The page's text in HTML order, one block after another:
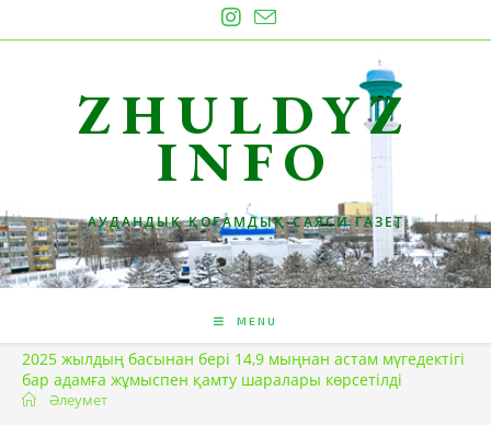
to
ZHULDYZ
INFO
АУДАНДЫҚ ҚОҒАМДЫҚ-САЯСИ ГАЗЕТ
MENU
2025 жылдың басынан бері 14,9 мыңнан астам мүгедектігі
бар адамға жұмыспен қамту шаралары көрсетілді
Әлеумет